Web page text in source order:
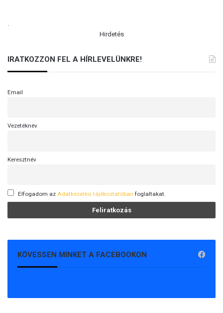
Hirdetés
IRATKOZZON FEL A HÍRLEVELÜNKRE!
Email
Vezetéknév
Keresztnév
Elfogadom az Adatkezelési tájékoztatóban foglaltakat.
KÖVESSEN MINKET A FACEBOOKON